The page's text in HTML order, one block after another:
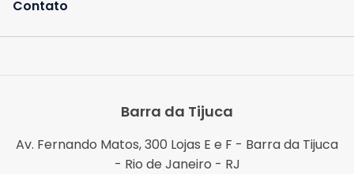
Contato
Barra da Tijuca
Av. Fernando Matos, 300 Lojas E e F - Barra da Tijuca
- Rio de Janeiro - RJ